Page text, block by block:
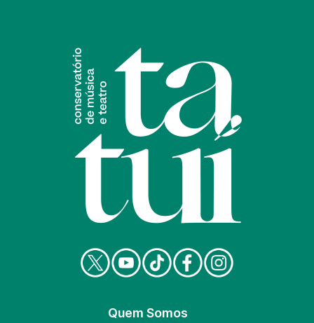
Quem Somos